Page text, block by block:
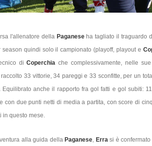
l'allenatore della Paganeseha tagliato il traguardo
quindi solo il campionato (playoff, playout e
diCoperchiache complessivamente, nelle
raccolto 33 vittorie, 34 pareggi e 33 sconfitte, per un
Equilibrato anche il rapporto fra gol fatti e gol subiti:
con due punti netti di media a partita, con score di
in questo mese.
alla guida dellaPaganese, Errasi è